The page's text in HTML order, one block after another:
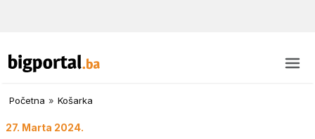
Početna » Košarka
27. Marta 2024.